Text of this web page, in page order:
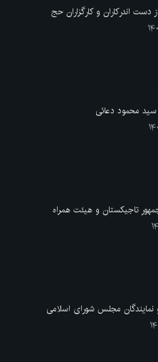
دست اندرکاران و کارگزاران حج
محمود دعائی
تاجیکستان و هیئت‌ همراه‌
نمایندگان مجلس شورای اسلامی